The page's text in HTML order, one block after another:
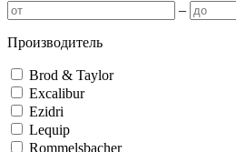
–
Производитель
Brod & Taylor
Excalibur
Ezidri
Lequip
Rommelsbacher